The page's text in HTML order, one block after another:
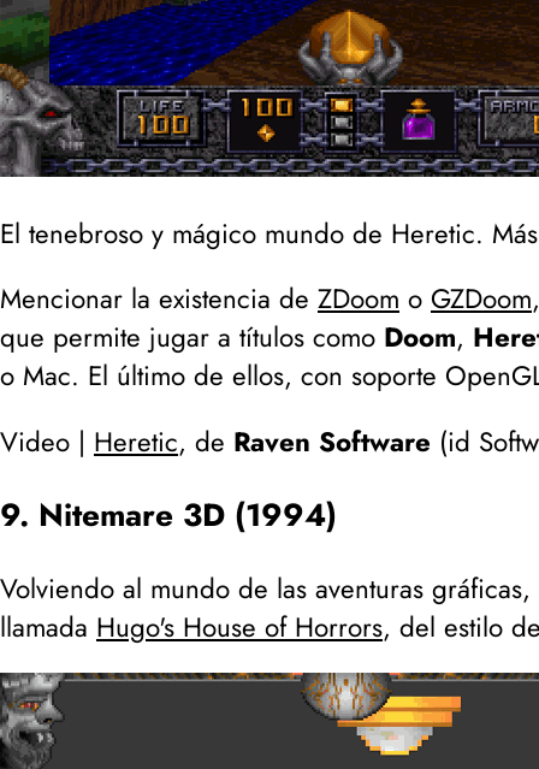
El tenebroso y mágico mundo de Heretic.
Mencionar la existencia de ZDoom o GZDoom
que permite jugar a títulos como Doom,
o Mac. El último de ellos, con soporte
Video | Heretic, de Raven Software (id
9. Nitemare 3D (1994)
Volviendo al mundo de las aventuras
llamada Hugo's House of Horrors, del estilo